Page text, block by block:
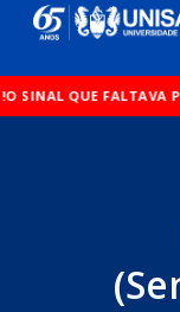
o
conteúdoPARA VOCÊ